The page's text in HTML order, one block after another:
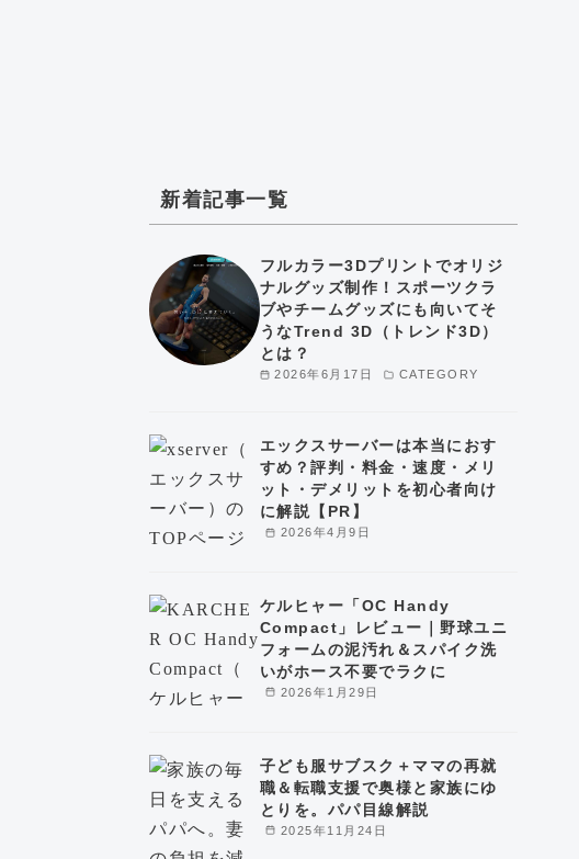
新着記事一覧
2026年6月17日 CATEGORY
フルカラー3Dプリントでオリジ
ナルグッズ制作！スポーツクラ
ブやチームグッズにも向いてそ
うなTrend 3D（トレンド3D）
とは？
2026年4月9日
エックスサーバーは本当におす
すめ？評判・料金・速度・メリ
ット・デメリットを初心者向け
に解説【PR】
2026年1月29日
ケルヒャー「OC Handy
Compact」レビュー｜野球ユニ
フォームの泥汚れ＆スパイク洗
いがホース不要でラクに
2025年11月24日
子ども服サブスク＋ママの再就
職＆転職支援で奥様と家族にゆ
とりを。パパ目線解説